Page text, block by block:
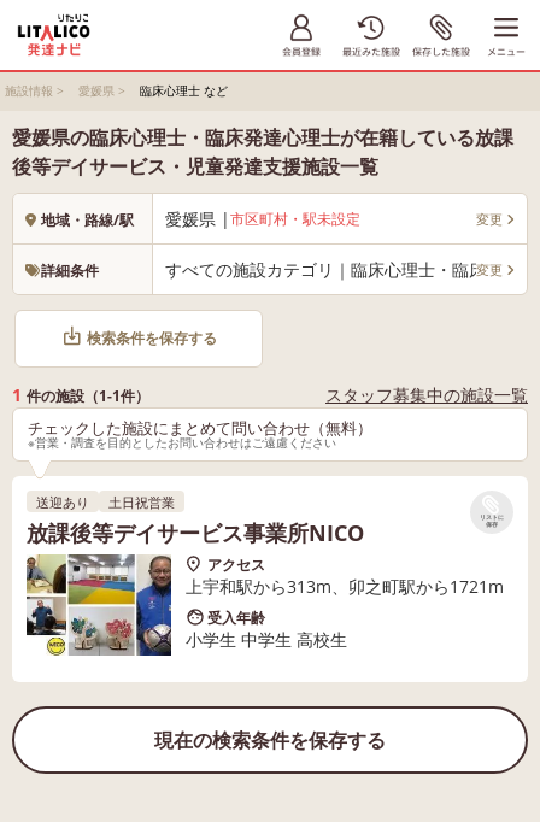
施設情報 > 愛媛県 > 臨床心理士 など
愛媛県の臨床心理士・臨床発達心理士が在籍している放課
後等デイサービス・児童発達支援施設一覧
地域・路線/駅 愛媛県 |市区町村・駅未設定 変更
詳細条件 すべての施設カテゴリ｜臨床心理士・臨床発達
変更
検索条件を保存する
1 件の施設（1-1件） スタッフ募集中の施設一覧
チェックした施設にまとめて問い合わせ（無料）
※営業・調査を目的としたお問い合わせはご遠慮ください
リストに
保存
送迎あり 土日祝営業
放課後等デイサービス事業所NICO
アクセス
上宇和駅から313m、卯之町駅から1721m
受入年齢
小学生 中学生 高校生
現在の検索条件を保存する